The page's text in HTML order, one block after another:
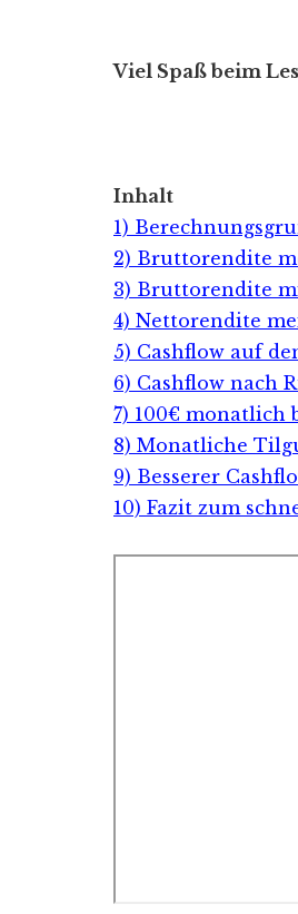
Viel Spaß beim
Inhalt
1)
2) Bruttorendite
3) Bruttorendite
4) Nettorendite
5) Cashflow auf
6) Cashflow nach
7) 100€ monatlich
8) Monatliche
9) Besserer
10) Fazit zum